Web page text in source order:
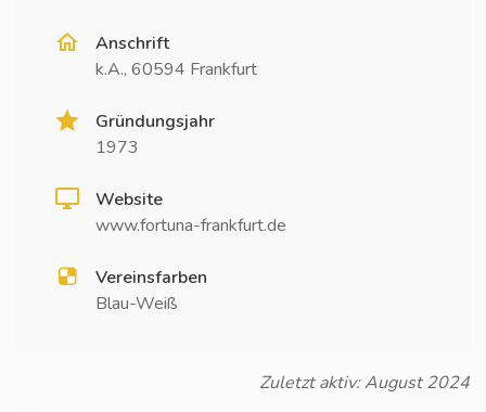
Anschrift
k.A., 60594 Frankfurt
Gründungsjahr
1973
Website
www.fortuna-frankfurt.de
Vereinsfarben
Blau-Weiß
Zuletzt aktiv: August 2024